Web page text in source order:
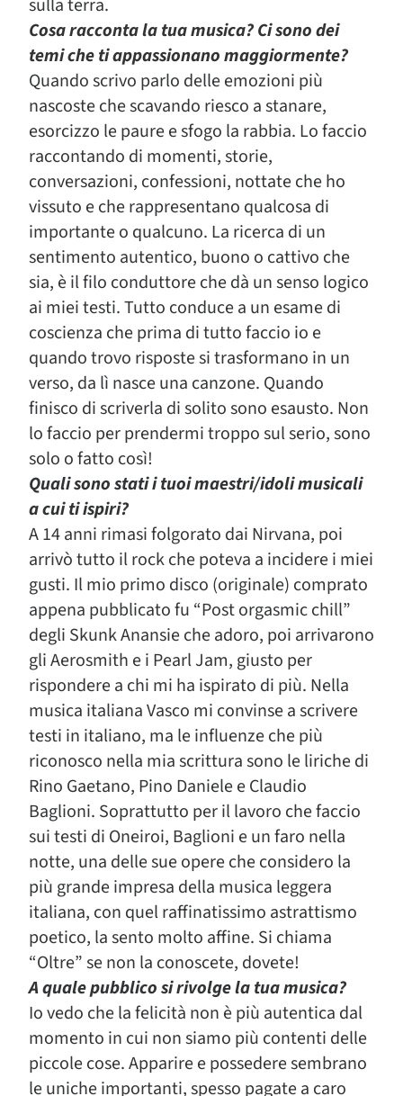
sulla terra.
Cosa racconta la tua musica? Ci sono dei
temi che ti appassionano maggiormente?
Quando scrivo parlo delle emozioni più
nascoste che scavando riesco a stanare,
esorcizzo le paure e sfogo la rabbia. Lo faccio
raccontando di momenti, storie,
conversazioni, confessioni, nottate che ho
vissuto e che rappresentano qualcosa di
importante o qualcuno. La ricerca di un
sentimento autentico, buono o cattivo che
sia, è il filo conduttore che dà un senso logico
ai miei testi. Tutto conduce a un esame di
coscienza che prima di tutto faccio io e
quando trovo risposte si trasformano in un
verso, da lì nasce una canzone. Quando
finisco di scriverla di solito sono esausto. Non
lo faccio per prendermi troppo sul serio, sono
solo o fatto così!
Quali sono stati i tuoi maestri/idoli musicali
a cui ti ispiri?
A 14 anni rimasi folgorato dai Nirvana, poi
arrivò tutto il rock che poteva a incidere i miei
gusti. Il mio primo disco (originale) comprato
appena pubblicato fu “Post orgasmic chill”
degli Skunk Anansie che adoro, poi arrivarono
gli Aerosmith e i Pearl Jam, giusto per
rispondere a chi mi ha ispirato di più. Nella
musica italiana Vasco mi convinse a scrivere
testi in italiano, ma le influenze che più
riconosco nella mia scrittura sono le liriche di
Rino Gaetano, Pino Daniele e Claudio
Baglioni. Soprattutto per il lavoro che faccio
sui testi di Oneiroi, Baglioni e un faro nella
notte, una delle sue opere che considero la
più grande impresa della musica leggera
italiana, con quel raffinatissimo astrattismo
poetico, la sento molto affine. Si chiama
“Oltre” se non la conoscete, dovete!
A quale pubblico si rivolge la tua musica?
Io vedo che la felicità non è più autentica dal
momento in cui non siamo più contenti delle
piccole cose. Apparire e possedere sembrano
le uniche importanti, spesso pagate a caro